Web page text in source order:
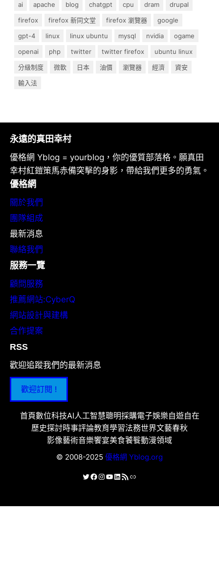
ai apache blog chatgpt cpu dram
drupal
firefox
firefox 新同文堂 firefox 瀏覽器
google
gpt-4
linux linux ubuntu mysql nvidia
ogame
openai
php twitter twitter firefox
ubuntu linux
分級制度
微軟 日本 油價 瀏覽器 經濟
資安
輸入法
永遠的真田幸村
優格網 Yblog = yourblog，你的優質部落格。願真田
幸村紅鎧策馬赤備突擊的身影，帶給我們更多的勇氣。
優格網
關於我們
團隊組成
最新消息
聯絡我們
服務一覽
顧問服務
推薦網站:CyberQ
網站設計與建構
合作提案
RSS
歡迎追蹤我們的最新消息
歡迎訂閱 !
首頁數位科技AI人工智慧聰明採購電子娛樂自遊自在
歷史探討時事評論教育學習法務世界文藝春秋
影像藝術音樂饗宴美食饕餮動漫領域
© 2008-2025 優格網 Yblog.org
X Facebook
Instagram
YouTube
LinkedIn
RSS 資訊提供連結